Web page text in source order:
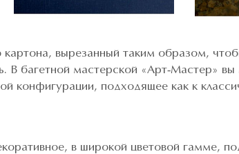
вырезанный таким образом,
В багетной мастерской «Арт-Мастер»
конфигурации, подходящее как к
в широкой цветовой гамме,